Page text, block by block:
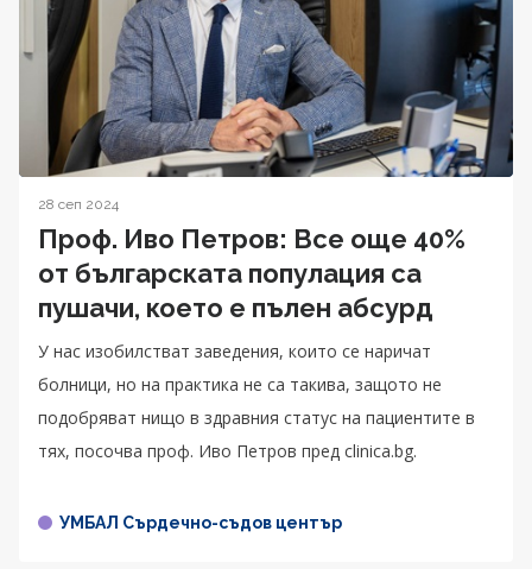
28 сеп 2024
Проф. Иво Петров: Все още 40%
от българската популация са
пушачи, което е пълен абсурд
У нас изобилстват заведения, които се наричат
болници, но на практика не са такива, защото не
подобряват нищо в здравния статус на пациентите в
тях, посочва проф. Иво Петров пред clinica.bg.
УМБАЛ Сърдечно-съдов център